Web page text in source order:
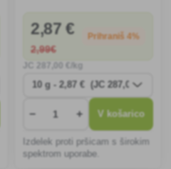
2,87 €
2,99€
Prihraniš 4%
287 ,00 €/kg
− + V košarico
Izdelek proti pršicam s širokim
spektrom uporabe.